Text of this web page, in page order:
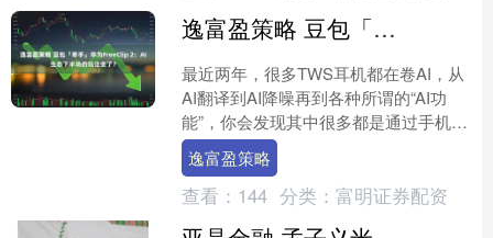
逸富盈策略 豆包「牵手」华为FreeClip 2：AI生态下半场的玩法变了？
最近两年，很多TWS耳机都在卷AI，从
AI翻译到AI降噪再到各种所谓的“AI功
能”，你会发现其中很多都是通过手机
App上加个AI入口来实现的。对此，小
雷愿称之为....
逸富盈策略
查看： 144 分类： 富明证券配资